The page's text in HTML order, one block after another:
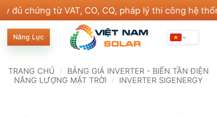
qua
nội
dung
từ VAT, CO, CQ, pháp lý thi công hệ thống
Năng Lực
TRANG CHỦ / BẢNG GIÁ INVERTER - BIẾN TẦN ĐIỆN
NĂNG LƯỢNG MẶT TRỜI / INVERTER SIGENERGY